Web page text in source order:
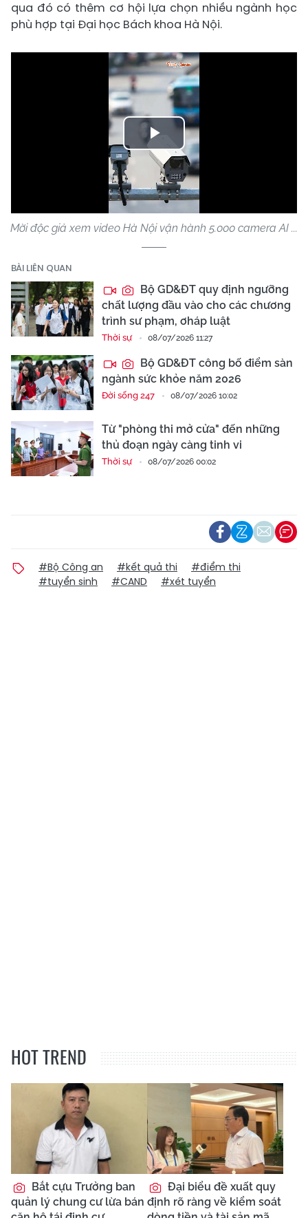
qua đó có thêm cơ hội lựa chọn nhiều ngành học
phù hợp tại Đại học Bách khoa Hà Nội.
Play
Video
Mời độc giả xem video Hà Nội vận hành 5.000 camera AI ...
BÀI LIÊN QUAN
Bộ GD&ĐT quy định ngưỡng
chất lượng đầu vào cho các chương
trình sư phạm, ơháp luật
Thời sự 08/07/2026 11:27
Bộ GD&ĐT công bố điểm sàn
ngành sức khỏe năm 2026
Đời sống 247 08/07/2026 10:02
Từ "phòng thi mở cửa" đến những
thủ đoạn ngày càng tinh vi
Thời sự 08/07/2026 00:02
#Bộ Công an #kết quả thi
#điểm thi
#tuyển sinh
#CAND #xét tuyển
HOT TREND
Bắt cựu Trưởng ban
quản lý chung cư lừa bán
Đại biểu đề xuất quy
định rõ ràng về kiểm soát